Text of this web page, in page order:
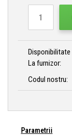
Disponibilitate
La furnizor:
Codul nostru:
Parametrii